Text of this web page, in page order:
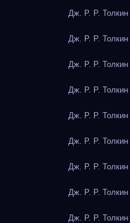
Дж. Р. Р.
Дж. Р. Р.
Дж. Р. Р.
Дж. Р. Р.
Дж. Р. Р.
Дж. Р. Р.
Дж. Р. Р.
Дж. Р. Р.
Дж. Р. Р.